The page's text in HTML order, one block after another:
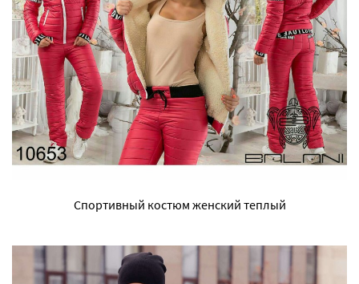
Спортивный костюм женский теплый